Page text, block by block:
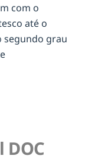
com o
até o
segundo grau